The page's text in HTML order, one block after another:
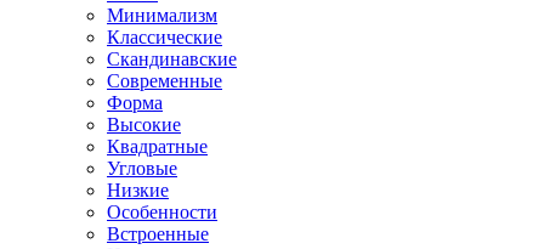
Минимализм
Классические
Скандинавские
Современные
Форма
Высокие
Квадратные
Угловые
Низкие
Особенности
Встроенные